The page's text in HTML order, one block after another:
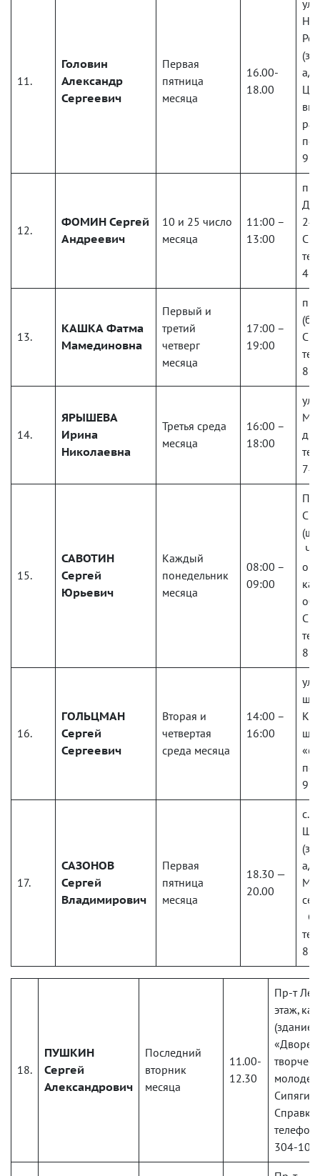
11.
Головин
Александр
Сергеевич
Первая
пятница
месяца
16.00-
18.00
ул.
по
12.
ФОМИН Сергей
Андреевич
10 и 25 число
месяца
11:00 –
13:00
пр.
13.
КАШКА Фатма
Мамединовна
Первый и
третий
четверг
месяца
17:00 –
19:00
пр.
8-
14.
ЯРЫШЕВА
Ирина
Николаевна
Третья среда
месяца
16:00 –
18:00
ул.
д.
74
15.
САВОТИН
Сергей
Юрьевич
Каждый
понедельник
месяца
08:00 –
09:00
81
16.
ГОЛЬЦМАН
Сергей
Сергеевич
Вторая и
четвертая
среда месяца
14:00 –
16:00
ул.
по
17.
САЗОНОВ
Сергей
Владимирович
Первая
пятница
месяца
18.30 —
20.00
с.
8-
18.
ПУШКИН
Сергей
Александрович
Последний
вторник
месяца
11.00-
12.30
Пр-т
этаж,
«Дворец
Справки
304-10-